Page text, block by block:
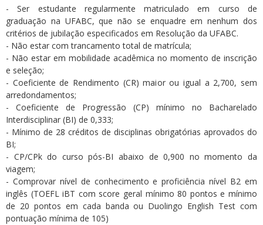
- Ser estudante regularmente matriculado em curso de
graduação na UFABC, que não se enquadre em nenhum dos
critérios de jubilação especificados em Resolução da UFABC.
- Não estar com trancamento total de matrícula;
- Não estar em mobilidade acadêmica no momento de inscrição
e seleção;
- Coeficiente de Rendimento (CR) maior ou igual a 2,700, sem
arredondamentos;
- Coeficiente de Progressão (CP) mínimo no Bacharelado
Interdisciplinar (BI) de 0,333;
- Mínimo de 28 créditos de disciplinas obrigatórias aprovados do
BI;
- CP/CPk do curso pós-BI abaixo de 0,900 no momento da
viagem;
- Comprovar nível de conhecimento e proficiência nível B2 em
inglês (TOEFL iBT com score geral mínimo 80 pontos e mínimo
de 20 pontos em cada banda ou Duolingo English Test com
pontuação mínima de 105)